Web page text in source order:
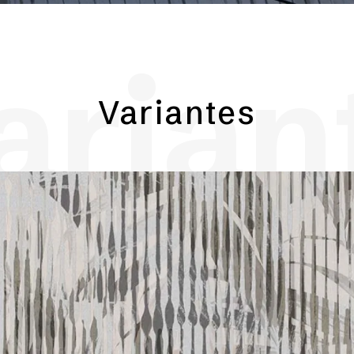
Variantes